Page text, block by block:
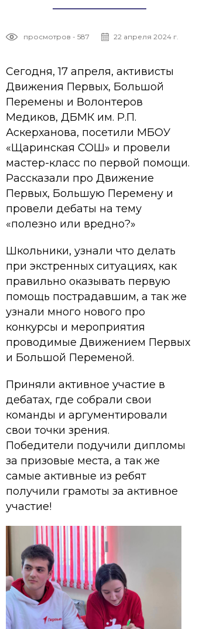
просмотров - 587 22 апреля 2024 г.
Сегодня, 17 апреля, активисты
Движения Первых, Большой
Перемены и Волонтеров
Медиков, ДБМК им. Р.П.
Аскерханова, посетили МБОУ
«Щаринская СОШ» и провели
мастер-класс по первой помощи.
Рассказали про Движение
Первых, Большую Перемену и
провели дебаты на тему
«полезно или вредно?»
Школьники, узнали что делать
при экстренных ситуациях, как
правильно оказывать первую
помощь пострадавшим, а так же
узнали много нового про
конкурсы и мероприятия
проводимые Движением Первых
и Большой Переменой.
Приняли активное участие в
дебатах, где собрали свои
команды и аргументировали
свои точки зрения.
Победители подучили дипломы
за призовые места, а так же
самые активные из ребят
получили грамоты за активное
участие!